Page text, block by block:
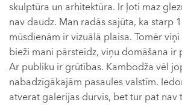
skulptūra un arhitektūra. Ir ļoti maz
nav daudz. Man radās sajūta, ka starp
mūsdienām ir vizuālā plaisa. Tomēr
bieži mani pārsteidz, viņu domāšana ir
Ar publiku ir grūtības. Kambodža vēl
nabadzīgākajām pasaules valstīm.
atverat galerijas durvis, bet tur pat nav